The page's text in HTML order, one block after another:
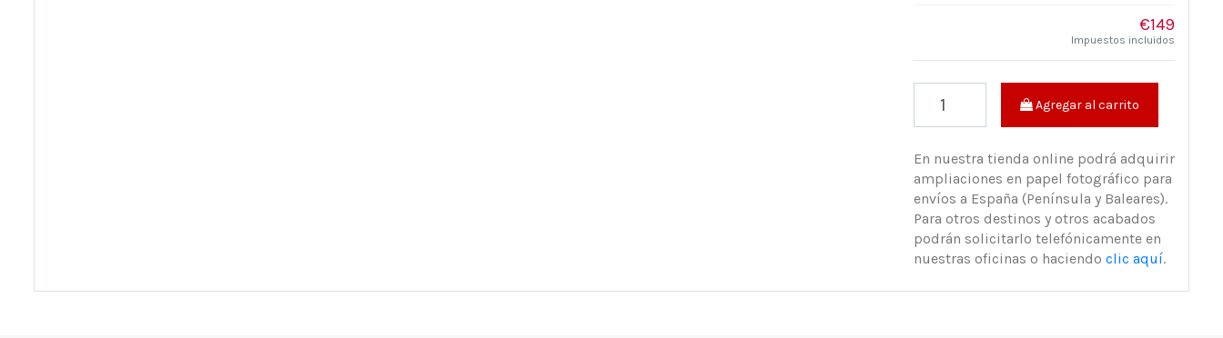
€149
Impuestos incluidos
Agregar al carrito
En nuestra tienda online podrá adquirir
ampliaciones en papel fotográfico para
envíos a España (Península y Baleares).
Para otros destinos y otros acabados
podrán solicitarlo telefónicamente en
nuestras oficinas o haciendo clic aquí.